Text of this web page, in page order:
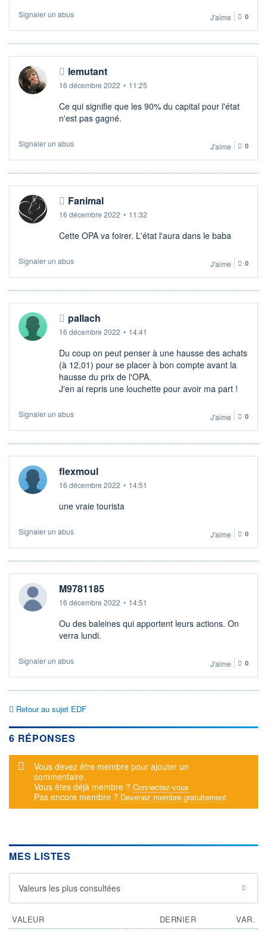
+ ALERTE + LISTE
Signaler un abus J'aime 0
lemutant
16 décembre 2022 • 11:25
Ce qui signifie que les 90% du capital pour l'état
n'est pas gagné.
Signaler un abus J'aime 0
Fanimal
16 décembre 2022 • 11:32
Cette OPA va foirer. L'état l'aura dans le baba
Signaler un abus J'aime 0
pallach
16 décembre 2022 • 14:41
Du coup on peut penser à une hausse des achats
(à 12,01) pour se placer à bon compte avant la
hausse du prix de l'OPA.
J'en ai repris une louchette pour avoir ma part !
Signaler un abus J'aime 0
flexmoul
16 décembre 2022 • 14:51
une vraie tourista
Signaler un abus J'aime 0
M9781185
16 décembre 2022 • 14:51
Ou des baleines qui apportent leurs actions. On
verra lundi.
Signaler un abus J'aime 0
Retour au sujet EDF
6 RÉPONSES
Message d'alerte
Vous devez être membre pour ajouter un
commentaire.
Vous êtes déjà membre ? Connectez-vous
Pas encore membre ? Devenez membre gratuitement
MES LISTES
Valeurs les plus consultées
VALEUR DERNIER VAR.